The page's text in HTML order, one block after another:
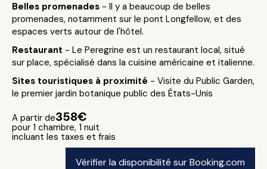
Belles promenades - Il y a beaucoup de belles
promenades, notamment sur le pont Longfellow, et des
espaces verts autour de l'hôtel.
Restaurant - Le Peregrine est un restaurant local, situé
sur place, spécialisé dans la cuisine américaine et italienne.
Sites touristiques à proximité - Visite du Public Garden,
le premier jardin botanique public des États-Unis
A partir de358€
pour 1 chambre, 1 nuit
incluant les taxes et frais
Vérifier la disponibilité sur Booking.com